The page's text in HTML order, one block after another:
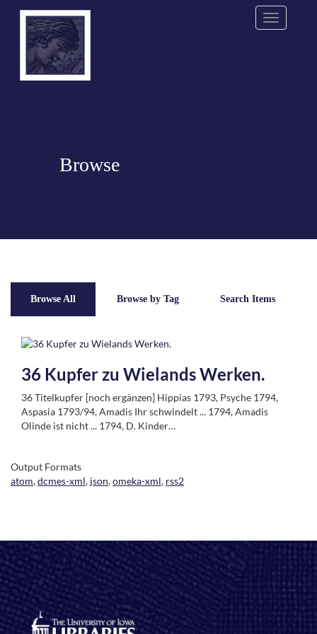
Menu
Browse
Browse All Browse by Tag Search Items
36 Kupfer zu Wielands Werken.
36 Titelkupfer [noch ergänzen] Hippias 1793, Psyche 1794,
Aspasia 1793/94, Amadis Ihr schwindelt ... 1794, Amadis
Olinde ist nicht ... 1794, D. Kinder…
Output Formats
atom,dcmes-xml, json,omeka-xml, rss2